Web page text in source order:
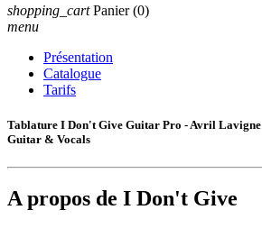
shopping_cart Panier (0)
menu
Présentation
Catalogue
Tarifs
Tablature I Don't Give Guitar Pro - Avril Lavigne
Guitar & Vocals
A propos de I Don't Give